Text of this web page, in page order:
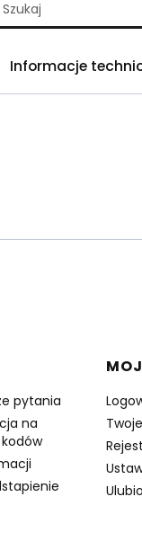
Informacje
pytania
na